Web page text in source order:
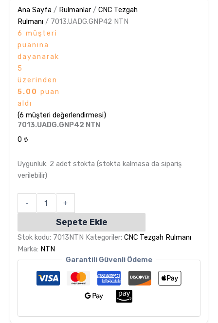
Ana Sayfa / Rulmanlar / CNC Tezgah
Rulmanı / 7013.UADG.GNP42 NTN
6 müşteri
puanına
dayanarak
5
üzerinden
5.00 puan
aldı
(6 müşteri değerlendirmesi)
7013.UADG.GNP42 NTN
0 ₺
Uygunluk: 2 adet stokta (stokta kalmasa da sipariş
verilebilir)
- +
Sepete Ekle
Stok kodu: 7013NTN Kategoriler: CNC Tezgah Rulmanı
Marka: NTN
Garantili Güvenli Ödeme